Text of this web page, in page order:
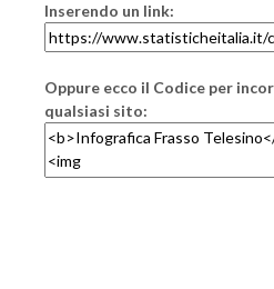
Inserendo un link:
Oppure ecco il Codice per
qualsiasi sito: